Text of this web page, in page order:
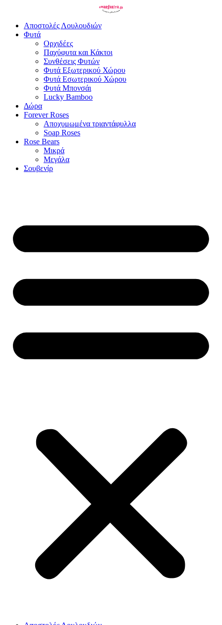
Αποστολές Λουλουδιών
Φυτά
Ορχιδέες
Παχύφυτα και Κάκτοι
Συνθέσεις Φυτών
Φυτά Εξωτερικού Χώρου
Φυτά Εσωτερικού Χώρου
Φυτά Μπονσάι
Lucky Bamboo
Δώρα
Forever Roses
Αποχυμωμένα τριαντάφυλλα
Soap Roses
Rose Βears
Μικρά
Μεγάλα
Σουβενίρ